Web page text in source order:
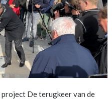
De terugkeer van de